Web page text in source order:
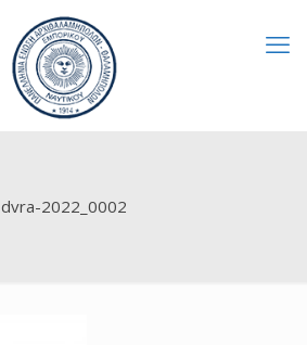
dvra-2022_0002